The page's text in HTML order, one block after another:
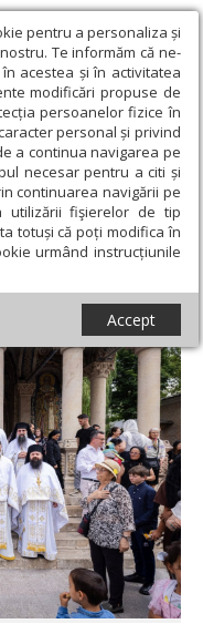
pentru a personaliza și
Te informăm că ne-
acestea și în activitatea
modificări propuse de
persoanelor fizice în
personal și privind
a continua navigarea pe
necesar pentru a citi și
continuarea navigării pe
utilizării fişierelor de tip
totuși că poți modifica în
urmând instrucțiunile
Accept
Știri › Mănăstirea Antim
și-a